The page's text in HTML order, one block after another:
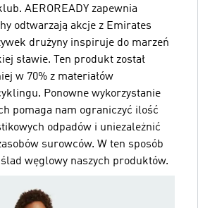
AEROREADY zapewnia
odtwarzają akcje z Emirates
drużyny inspiruje do marzeń
sławie. Ten produkt został
w 70% z materiałów
Ponowne wykorzystanie
pomaga nam ograniczyć ilość
odpadów i uniezależnić
surowców. W ten sposób
węglowy naszych produktów.